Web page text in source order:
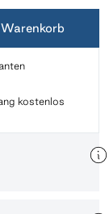
kostenlos